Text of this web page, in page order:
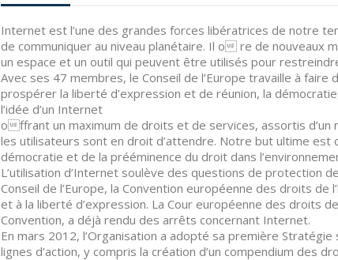
Internet est l’une des grandes forces libératrices de notre
de communiquer au niveau planétaire. Il o re de nouveaux
un espace et un outil qui peuvent être utilisés pour
Avec ses 47 membres, le Conseil de l’Europe travaille à
prospérer la liberté d’expression et de réunion, la
l’idée d’un Internet
offrant un maximum de droits et de services, assortis d’un
les utilisateurs sont en droit d’attendre. Notre but ultime est
démocratie et de la prééminence du droit dans
L’utilisation d’Internet soulève des questions de protection
Conseil de l’Europe, la Convention européenne des droits
et à la liberté d’expression. La Cour européenne des droits
Convention, a déjà rendu des arrêts concernant Internet.
En mars 2012, l’Organisation a adopté sa première
lignes d’action, y compris la création d’un compendium des